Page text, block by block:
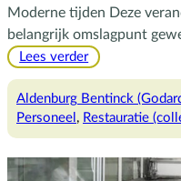
Moderne tijden Deze
belangrijk omslagpunt
Lees verder:
bellenbord
is
Aldenburg Bentinck
Personeel , Restauratie